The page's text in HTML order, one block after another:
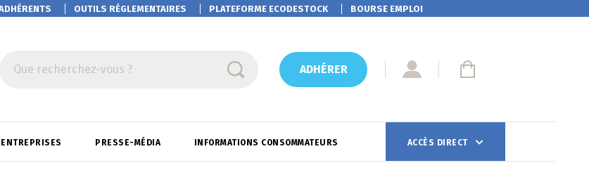
OUTILS RÉGLEMENTAIRES PLATEFORMEECODESTOCK BOURSE EMPLOI
Que recherchez-vous ? ADHÉRER
PRESSE-MÉDIA INFORMATIONS CONSOMMATEURS ACCÈS DIRECT